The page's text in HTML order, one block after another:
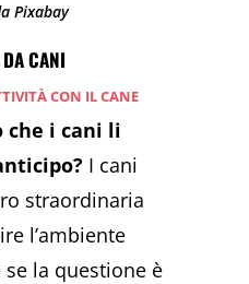
Pixabay
CANI
CON IL CANE
che i cani li
I cani
straordinaria
l’ambiente
la questione è